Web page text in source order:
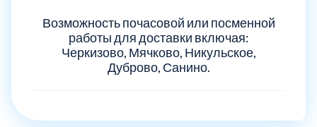
Возможность почасовой или посменной
работы для доставки включая:
Черкизово, Мячково, Никульское,
Дуброво, Санино.